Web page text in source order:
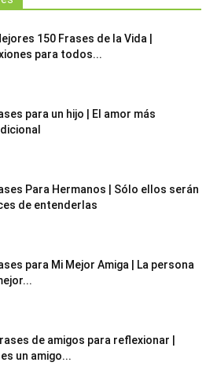
150 Frases de la Vida |
para todos...
para un hijo | El amor más
Para Hermanos | Sólo ellos serán
de entenderlas
para Mi Mejor Amiga | La persona
de amigos para reflexionar |
un amigo...